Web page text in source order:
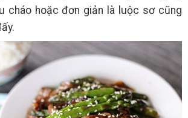
cháo hoặc đơn giản là luộc sơ cũng